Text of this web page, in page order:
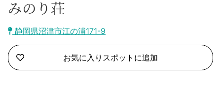
熱海市
沼津市
三島市
旅の計画
モデルコース
宿泊・予約
日本語
みのり荘
静岡県沼津市江の浦171-9
お気に入りスポットに追加